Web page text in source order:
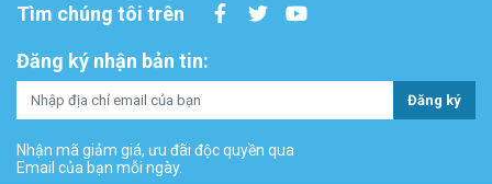
Tìm chúng tôi trên
Đăng ký nhận bản tin:
Đăng ký
Nhận mã giảm giá, ưu đãi độc quyền qua
Email của bạn mỗi ngày.